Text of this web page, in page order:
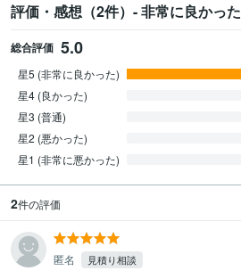
評価・感想（2件）- 非常に良かった
総合評価 5.0
星5 (非常に良かった)
星4 (良かった)
星3 (普通)
星2 (悪かった)
星1 (非常に悪かった)
2件の評価
匿名 見積り相談